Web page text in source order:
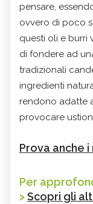
pensare,
ovvero di poco
questi oli e burri
di fondere ad
tradizionali
ingredienti
rendono adatte
provocare
Prova anche
Per
>Scopri gli